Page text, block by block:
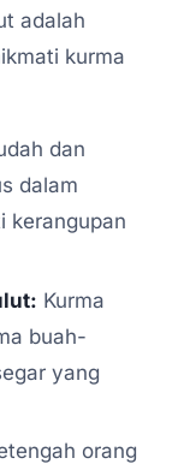
adalah
kurma
dan
dalam
kerangupan
Kurma
buah-
yang
orang